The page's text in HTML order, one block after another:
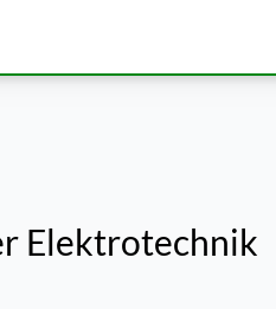
Elektrotechnik